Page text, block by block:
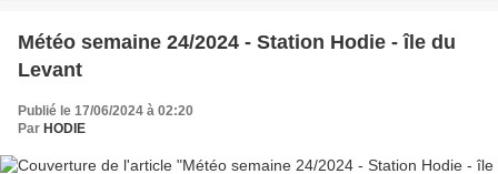
Météo semaine 24/2024 - Station Hodie - île du
Levant
Publié le 17/06/2024 à 02:20
Par HODIE